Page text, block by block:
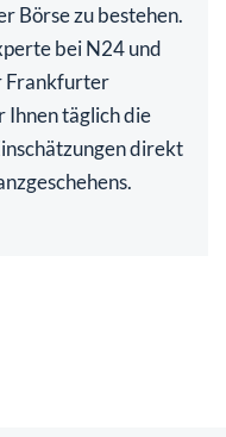
Börse zu bestehen.
bei N24 und
Frankfurter
täglich die
direkt